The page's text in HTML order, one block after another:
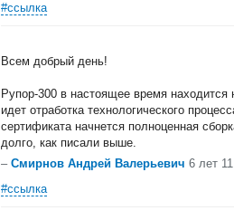
#ссылка
Всем добрый день!
Рупор-300 в настоящее время
идет отработка технологического
сертификата начнется полноценная
долго, как писали выше.
– Смирнов Андрей Валерьевич 6 лет
#ссылка